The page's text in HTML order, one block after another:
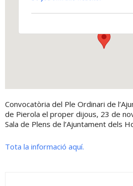
Plaça Cal Figueres - Els Hostalets
View Events
Convocatòria del Ple Ordinari de
de Pierola el proper dijous, 23 de
Sala de Plens de l’Ajuntament dels
Tota la informació aquí.